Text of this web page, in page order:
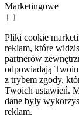
Marketingowe
Pliki cookie
reklam, które
partnerów
odpowiadają
z trybem zgody,
Twoich ustawień.
dane były
reklam.